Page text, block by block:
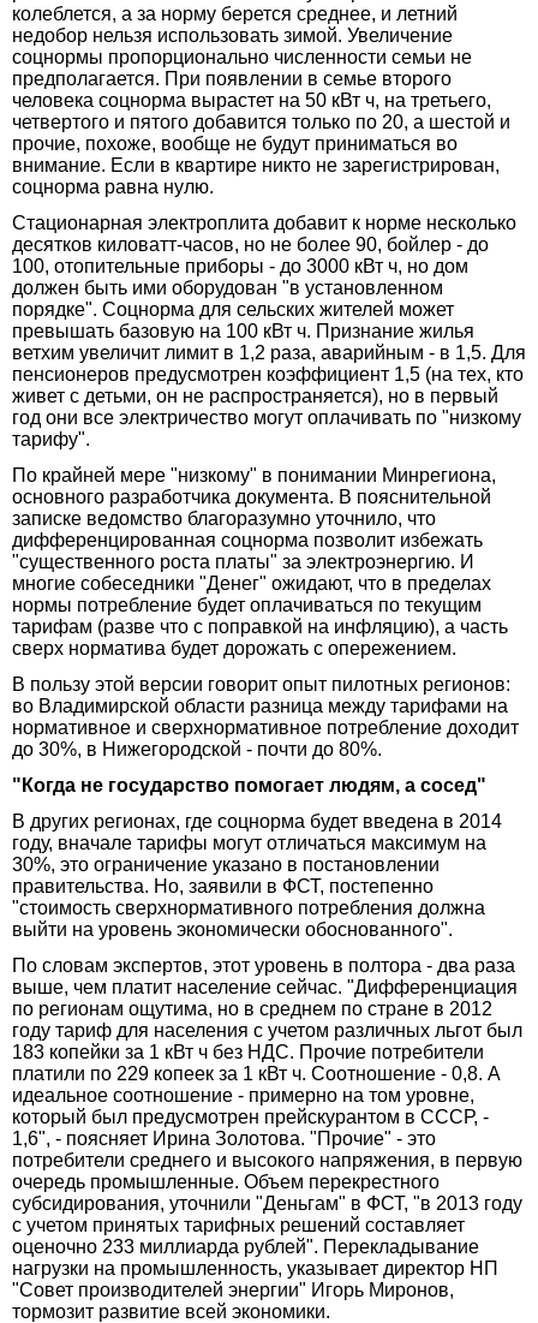
колеблется, а за норму берется среднее, и летний
недобор нельзя использовать зимой. Увеличение
соцнормы пропорционально численности семьи не
предполагается. При появлении в семье второго
человека соцнорма вырастет на 50 кВт ч, на третьего,
четвертого и пятого добавится только по 20, а шестой и
прочие, похоже, вообще не будут приниматься во
внимание. Если в квартире никто не зарегистрирован,
соцнорма равна нулю.
Стационарная электроплита добавит к норме несколько
десятков киловатт-часов, но не более 90, бойлер - до
100, отопительные приборы - до 3000 кВт ч, но дом
должен быть ими оборудован "в установленном
порядке". Соцнорма для сельских жителей может
превышать базовую на 100 кВт ч. Признание жилья
ветхим увеличит лимит в 1,2 раза, аварийным - в 1,5. Для
пенсионеров предусмотрен коэффициент 1,5 (на тех, кто
живет с детьми, он не распространяется), но в первый
год они все электричество могут оплачивать по "низкому
тарифу".
По крайней мере "низкому" в понимании Минрегиона,
основного разработчика документа. В пояснительной
записке ведомство благоразумно уточнило, что
дифференцированная соцнорма позволит избежать
"существенного роста платы" за электроэнергию. И
многие собеседники "Денег" ожидают, что в пределах
нормы потребление будет оплачиваться по текущим
тарифам (разве что с поправкой на инфляцию), а часть
сверх норматива будет дорожать с опережением.
В пользу этой версии говорит опыт пилотных регионов:
во Владимирской области разница между тарифами на
нормативное и сверхнормативное потребление доходит
до 30%, в Нижегородской - почти до 80%.
"Когда не государство помогает людям, а сосед"
В других регионах, где соцнорма будет введена в 2014
году, вначале тарифы могут отличаться максимум на
30%, это ограничение указано в постановлении
правительства. Но, заявили в ФСТ, постепенно
"стоимость сверхнормативного потребления должна
выйти на уровень экономически обоснованного".
По словам экспертов, этот уровень в полтора - два раза
выше, чем платит население сейчас. "Дифференциация
по регионам ощутима, но в среднем по стране в 2012
году тариф для населения с учетом различных льгот был
183 копейки за 1 кВт ч без НДС. Прочие потребители
платили по 229 копеек за 1 кВт ч. Соотношение - 0,8. А
идеальное соотношение - примерно на том уровне,
который был предусмотрен прейскурантом в СССР, -
1,6", - поясняет Ирина Золотова. "Прочие" - это
потребители среднего и высокого напряжения, в первую
очередь промышленные. Объем перекрестного
субсидирования, уточнили "Деньгам" в ФСТ, "в 2013 году
с учетом принятых тарифных решений составляет
оценочно 233 миллиарда рублей". Перекладывание
нагрузки на промышленность, указывает директор НП
"Совет производителей энергии" Игорь Миронов,
тормозит развитие всей экономики.